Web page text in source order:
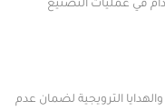
التصنيع
لضمان عدم